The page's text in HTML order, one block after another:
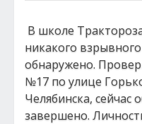
В школе
никакого
обнаружено.
№17 по улице
Челябинска, сейчас
завершено.